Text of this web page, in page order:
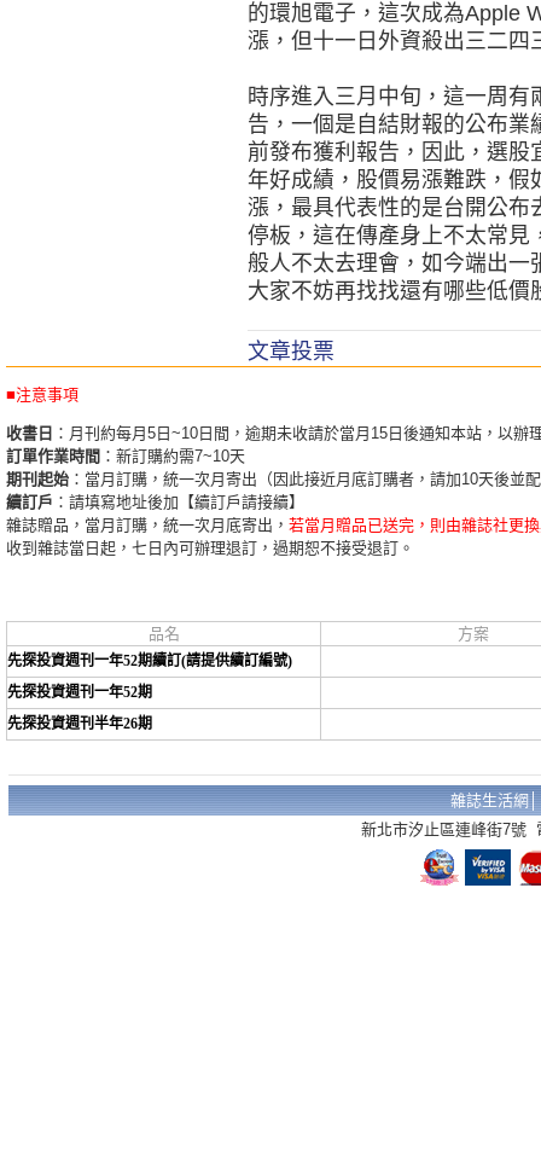
的環旭電子，這次成為Apple
漲，但十一日外資殺出三二四
時序進入三月中旬，這一周
告，一個是自結財報的公布
前發布獲利報告，因此，選
年好成績，股價易漲難跌，假
漲，最具代表性的是台開公布
停板，這在傳產身上不太常見
般人不太去理會，如今端出一
大家不妨再找找還有哪些低價
文章投票
■注意事項
收書日 ：月刊約每月5日~10日間，逾期未收請於當月15日後通知本站，以辦
訂單作業時間 ：新訂購約需7~10天
期刊起始 ：當月訂購，統一次月寄出（因此接近月底訂購者，請加10天後並
續訂戶 ：請填寫地址後加【續訂戶請接續】
雜誌贈品，當月訂購，統一次月底寄出， 若當月贈品已送完，則由雜誌社更
收到雜誌當日起，七日內可辦理退訂，過期恕不接受退訂。
品名 方案
先探投資週刊一年52期續訂(請提供續訂編號)
先探投資週刊一年52期
先探投資週刊半年26期
雜誌生活網
新北市汐止區連峰街7號